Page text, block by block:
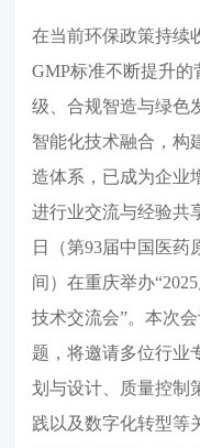
在当前环保政策持续
GMP标准不断提升
级、合规智造与绿色
智能化技术融合，构
造体系，已成为企业
进行业交流与经验共
日（第93届中国医药
间）在重庆举办
技术交流会”。本次
题，将邀请多位行业
划与设计、质量控制
践以及数字化转型等